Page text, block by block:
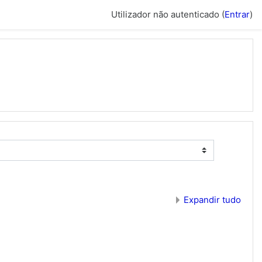
Utilizador não autenticado (Entrar)
Expandir tudo